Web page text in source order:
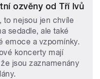
ozvěny od Tří lvů
to nejsou jen chvíle
sedadle, ale také
emoce a vzpomínky.
koncerty mají
jsou zaznamenány